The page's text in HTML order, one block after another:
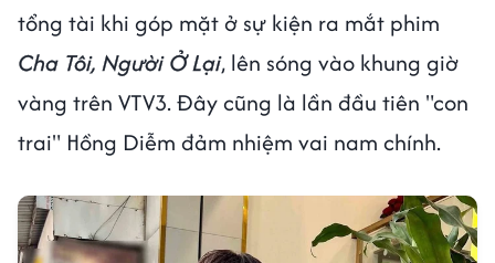
tổng tài khi góp mặt ở sự kiện ra mắt phim
Cha Tôi, Người Ở Lại, lên sóng vào khung giờ
vàng trên VTV3. Đây cũng là lần đầu tiên "con
trai" Hồng Diễm đảm nhiệm vai nam chính.